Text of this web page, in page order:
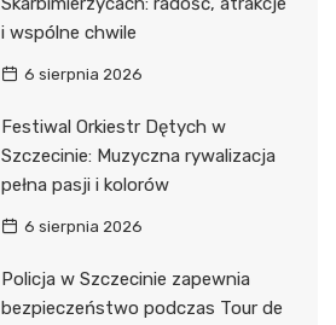
i wspólne chwile
6 sierpnia 2026
Festiwal Orkiestr Dętych w
Szczecinie: Muzyczna rywalizacja
pełna pasji i kolorów
6 sierpnia 2026
Policja w Szczecinie zapewnia
bezpieczeństwo podczas Tour de